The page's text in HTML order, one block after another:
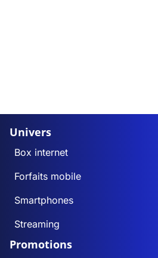
Univers
Box internet
Forfaits mobile
Smartphones
Streaming
Promotions